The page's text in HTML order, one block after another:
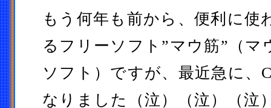
もう何年も前から、便利に使
るフリーソフト”マウ筋”（マ
ソフト）ですが、最近急に、
なりました（泣）（泣）（泣